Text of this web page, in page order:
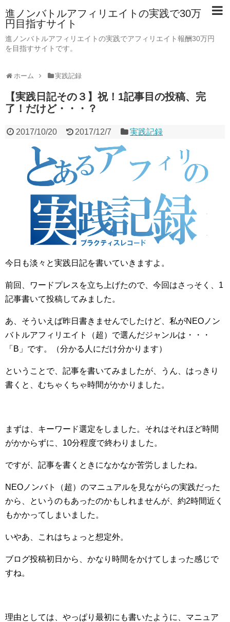
進ノンバトルアフィリエイトの実践で30万
円目指すサイト
進ノンバトルアフィリエイトの実践でアフィリエイト報酬30万円
を目指すサイトです。
ホーム 実践記録
【実践日記その３】祝！1記事目の投稿、完
了！だけど・・・？
2017/10/20 2017/12/7 実践記録
今日も淡々と実践日記を書いていきますよ。
前回、ワードプレスを立ち上げたので、今回はさっそく、1
記事書いて投稿してみました。
あ、そういえば昨日書きませんでしたけど、私がNEOノン
バトルアフィリエイト（超）で選んだジャンルは・・・
「B」です。（分かる人にだけ分かります）
ということで、記事を書いてみましたが、うん、はっきり
書くと、むちゃくちゃ時間がかかりました。
まずは、キーワード選定をしました。それはそれほど時間
がかからずに、10分程度で終わりました。
ですが、記事を書くときになかなか苦労しましたね。
NEOノンバト（超）のマニュアルを見ながらの実践だった
から、というのもあったのかもしれませんが、約2時間近く
もかかってしまいました。
いやあ、これはちょっと想定外。
ブログ投稿初日から、かなり時間をかけてしまった感じで
すね。
理由としては、やっぱり最初にも書いたように、マニュア